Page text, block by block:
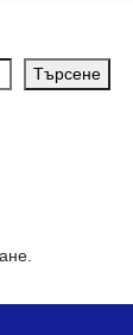
Търсене